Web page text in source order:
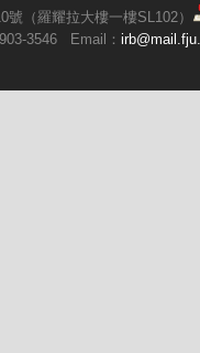
（羅耀拉大樓一樓SL102）
3546 Email：